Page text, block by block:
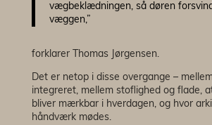
vægbeklædningen, så døren
væggen,”
forklarer Thomas Jørgensen.
Det er netop i disse overgange –
integreret, mellem stoflighed og flade,
bliver mærkbar i hverdagen, og hvor
håndværk mødes.